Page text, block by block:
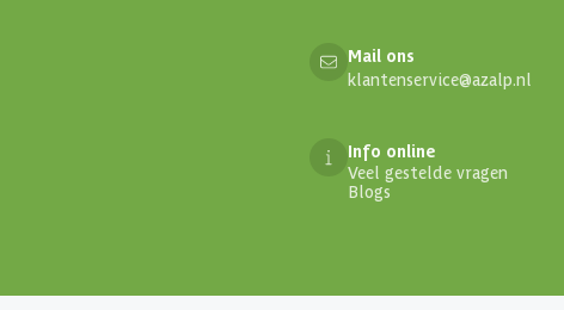
Mail ons
klantenservice@azalp.nl
Info online
Veel gestelde vragen
Blogs